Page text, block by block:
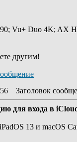
Vu+ Duo 4K; AX
другим!
Заголовок
для входа в
13 и macOS